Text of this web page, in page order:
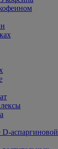
D-аспаргиновой